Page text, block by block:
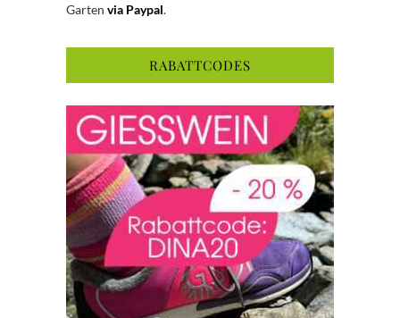
Garten via Paypal.
RABATTCODES